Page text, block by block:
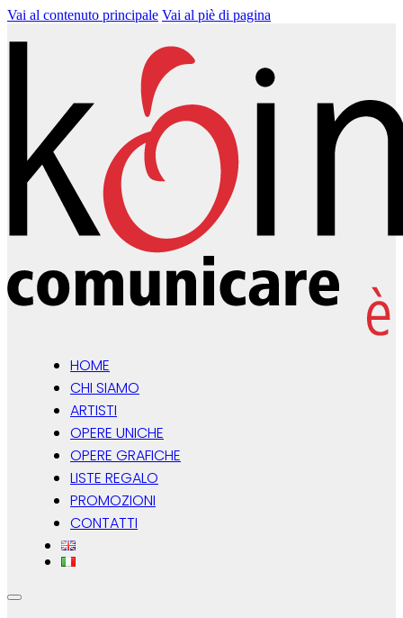
Vai al contenuto principale Vai al piè di pagina
HOME
CHI SIAMO
ARTISTI
OPERE UNICHE
OPERE GRAFICHE
LISTE REGALO
PROMOZIONI
CONTATTI